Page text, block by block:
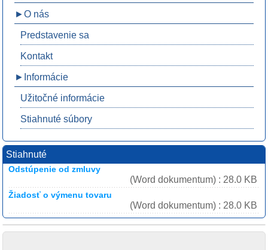
►O nás
Predstavenie sa
Kontakt
►Informácie
Užitočné informácie
Stiahnuté súbory
Stiahnuté
Odstúpenie od zmluvy
(Word dokumentum) : 28.0 KB
Žiadosť o výmenu tovaru
(Word dokumentum) : 28.0 KB